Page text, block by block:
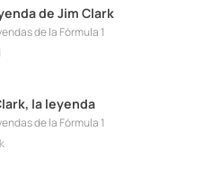
de Jim Clark
de la Fórmula 1
la leyenda
de la Fórmula 1